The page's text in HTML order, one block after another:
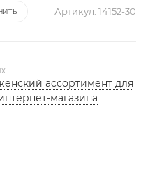
Артикул: 14152-30
ассортимент для
магазина